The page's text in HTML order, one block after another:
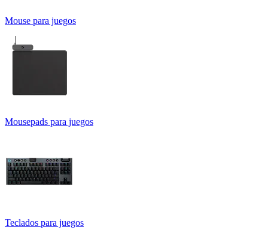
Mouse para juegos
Mousepads para juegos
Teclados para juegos